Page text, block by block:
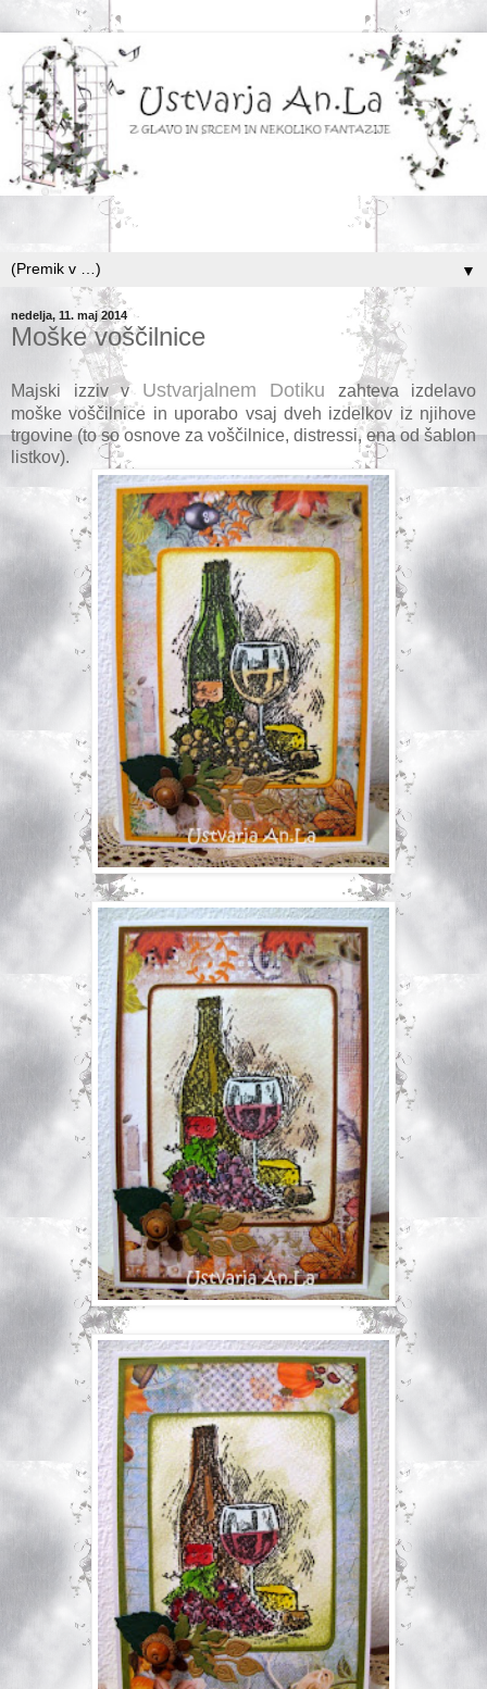
▼
nedelja, 11. maj 2014
Moške voščilnice
Majski izziv v Ustvarjalnem Dotiku zahteva izdelavo
moške voščilnice in uporabo vsaj dveh izdelkov iz njihove
trgovine (to so osnove za voščilnice, distressi, ena od šablon
listkov).